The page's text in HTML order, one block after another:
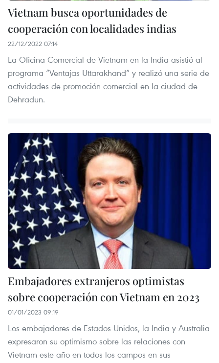
Vietnam busca oportunidades de
cooperación con localidades indias
22/12/2022 07:14
La Oficina Comercial de Vietnam en la India asistió al
programa “Ventajas Uttarakhand” y realizó una serie de
actividades de promoción comercial en la ciudad de
Dehradun.
Embajadores extranjeros optimistas
sobre cooperación con Vietnam en 2023
01/01/2023 09:19
Los embajadores de Estados Unidos, la India y Australia
expresaron su optimismo sobre las relaciones con
Vietnam este año en todos los campos en sus